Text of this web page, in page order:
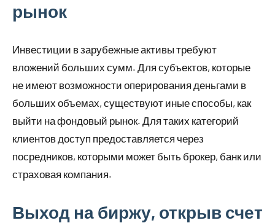
рынок
Инвестиции в зарубежные активы требуют
вложений больших сумм. Для субъектов, которые
не имеют возможности оперирования деньгами в
больших объемах, существуют иные способы, как
выйти на фондовый рынок. Для таких категорий
клиентов доступ предоставляется через
посредников, которыми может быть брокер, банк или
страховая компания.
Выход на биржу, открыв счет